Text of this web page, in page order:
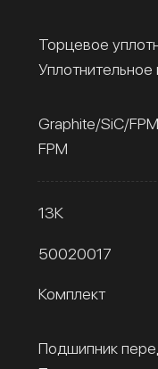
Торцевое
Уплотнительное
Graphite/SiC/
FPM
13К
50020017
Комплект
Подшипник